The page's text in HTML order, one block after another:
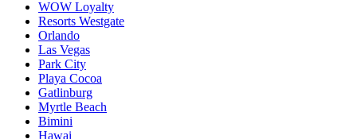
WOW Loyalty
Resorts Westgate
Orlando
Las Vegas
Park City
Playa Cocoa
Gatlinburg
Myrtle Beach
Bimini
Hawai